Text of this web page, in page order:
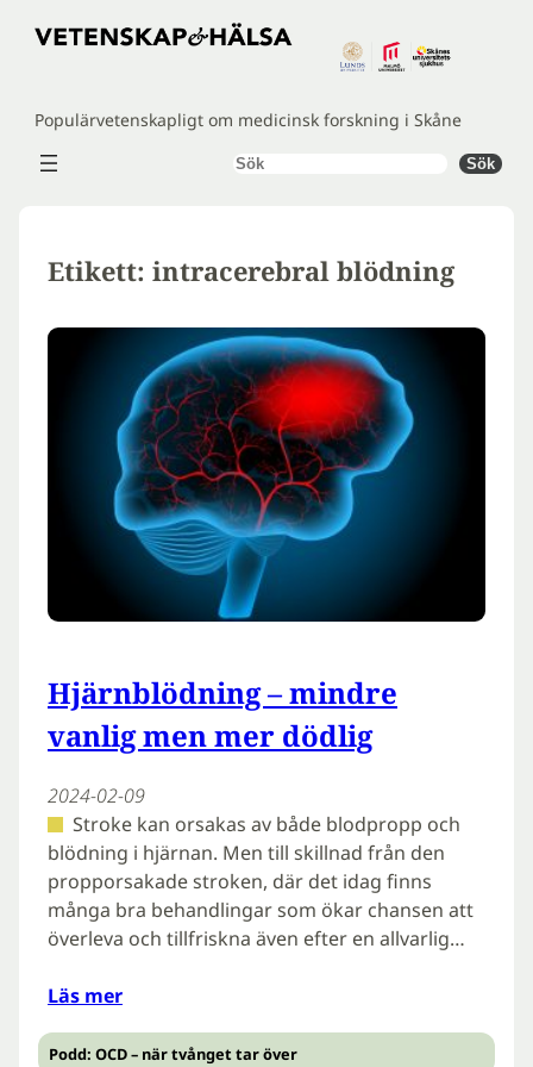
Hoppa
Populärvetenskapligt om medicinsk forskning i Skåne
Sök Sök
Etikett: intracerebral blödning
Hjärnblödning – mindre
vanlig men mer dödlig
2024-02-09
Stroke kan orsakas av både blodpropp och
blödning i hjärnan. Men till skillnad från den
propporsakade stroken, där det idag finns
många bra behandlingar som ökar chansen att
överleva och tillfriskna även efter en allvarlig…
Läs mer
Podd: OCD – när tvånget tar över